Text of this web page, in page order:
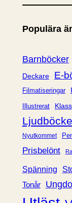
t
g
r
i
Populära
Barnböcker
Deckare E-
Filmatiseringar
Illustrerat Klass
Nyutkommet
Prisbelönt
Spänning
Tonår